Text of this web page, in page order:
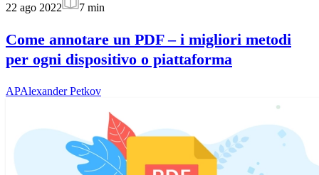
22 ago 2022
7 min
Come annotare un PDF – i migliori metodi
per ogni dispositivo o piattaforma
APAlexander Petkov